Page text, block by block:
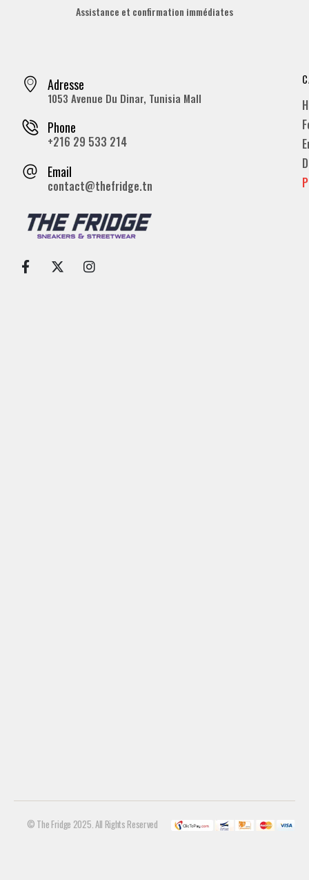
Assistance et confirmation immédiates
Adresse
1053 Avenue Du Dinar, Tunisia Mall
Phone
+216 29 533 214
Email
contact@thefridge.tn
© The Fridge 2025. All Rights Reserved